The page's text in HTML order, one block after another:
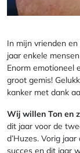
In mijn vrienden
jaar enkele
Enorm emotioneel
groot gemis!
kanker met dank
Wij willen Ton en
dit jaar voor de
d’Huzes. Vorig
succes en dit jaar